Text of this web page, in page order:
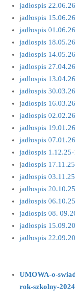
jadłospis
jadłospis
jadłospis
jadlospis
jadłospis
jadlospis
jadlospis
jadłospis
jadłospis
jadłospis
jadłospis
jadłospis
jadłospis
jadłospis
jadłospis
jadłospis
jadłospis
jadłospis 08.
jadłospis
jadłospis
UMOWA-o-
rok-szkolny-